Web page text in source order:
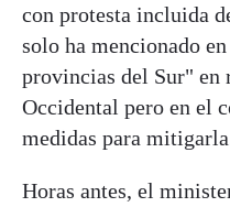
con protesta incluida
solo ha mencionado
provincias del Sur" en
Occidental pero en el
medidas para
Horas antes, el